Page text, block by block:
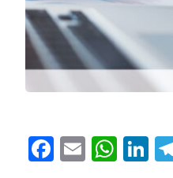
Facebook
Email